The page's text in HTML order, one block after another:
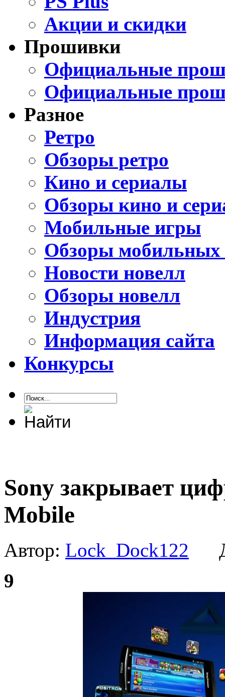
Акции и скидки
Прошивки
Официальные
Официальные
Разное
Ретро
Обзоры ретро
Кино и сериалы
Обзоры кино и
Мобильные игры
Обзоры мобильных
Новости новелл
Обзоры новелл
Индустрия
Информация сайта
Конкурсы
Sony закрывает
Mobile
Автор: Lock_Dock122
9